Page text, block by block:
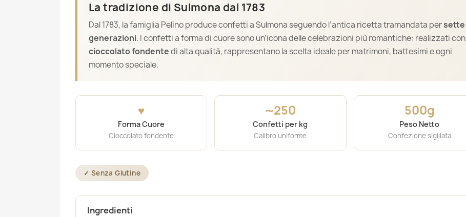
La tradizione di Sulmona dal 1783
Dal 1783, la famiglia Pelino produce confetti a Sulmona seguendo l’antica ricetta tramandata persette
generazioni. I confetti a forma di cuore sono un’icona delle celebrazioni più romantiche: realizzati con
cioccolato fondentedi alta qualità, rappresentano la scelta ideale per matrimoni, battesimi e ogni
momento speciale.
♥
Forma Cuore
Cioccolato fondente
∼250
Confetti per kg
Calibro uniforme
500g
Peso Netto
Confezione sigillata
✓ Senza Glutine
Ingredienti